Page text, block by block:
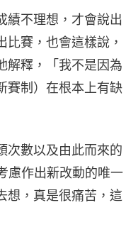
績不理想，才會說出
賽，也會這樣說，
解釋，「我不是因為
賽制）在根本上有缺
次數以及由此而來的
慮作出新改動的唯一
想，真是很痛苦，這